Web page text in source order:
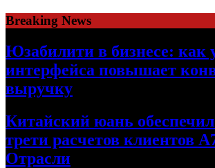
Skip
to
content
Breaking News
Юзабилити в бизнесе: как
интерфейса повышает
выручку
Китайский юань обеспечил
трети расчетов клиентов
Отрасли